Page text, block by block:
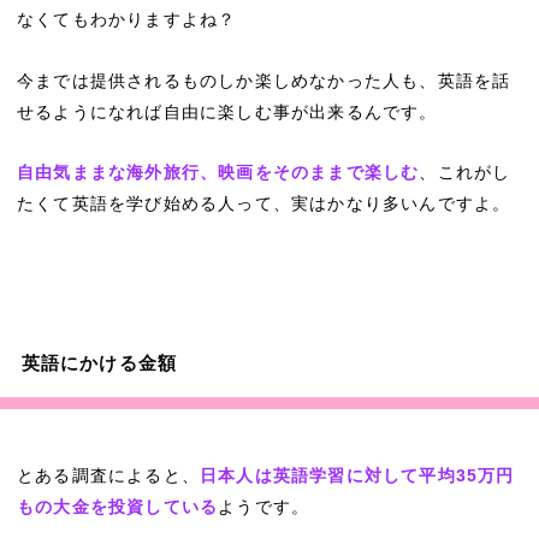
なくてもわかりますよね？
今までは提供されるものしか楽しめなかった人も、英語を話
せるようになれば自由に楽しむ事が出来るんです。
自由気ままな海外旅行、映画をそのままで楽しむ、これがし
たくて英語を学び始める人って、実はかなり多いんですよ。
英語にかける金額
とある調査によると、
日本人は英語学習に対して平均35万円
もの大金を投資しているようです。